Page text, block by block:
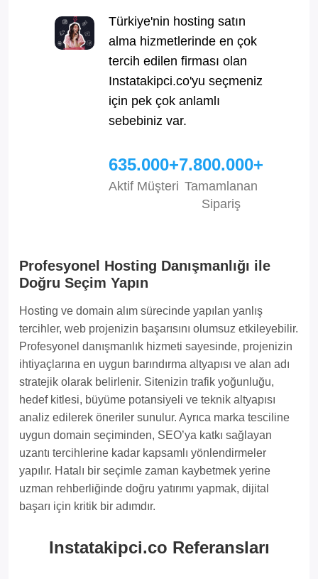
Türkiye'nin hosting satın
alma hizmetlerinde en çok
tercih edilen firması olan
Instatakipci.co'yu seçmeniz
için pek çok anlamlı
sebebiniz var.
635.000+
Aktif Müşteri
7.800.000+
Tamamlanan
Sipariş
Profesyonel Hosting Danışmanlığı ile
Doğru Seçim Yapın
Hosting ve domain alım sürecinde yapılan yanlış
tercihler, web projenizin başarısını olumsuz etkileyebilir.
Profesyonel danışmanlık hizmeti sayesinde, projenizin
ihtiyaçlarına en uygun barındırma altyapısı ve alan adı
stratejik olarak belirlenir. Sitenizin trafik yoğunluğu,
hedef kitlesi, büyüme potansiyeli ve teknik altyapısı
analiz edilerek öneriler sunulur. Ayrıca marka tesciline
uygun domain seçiminden, SEO’ya katkı sağlayan
uzantı tercihlerine kadar kapsamlı yönlendirmeler
yapılır. Hatalı bir seçimle zaman kaybetmek yerine
uzman rehberliğinde doğru yatırımı yapmak, dijital
başarı için kritik bir adımdır.
Instatakipci.co Referansları